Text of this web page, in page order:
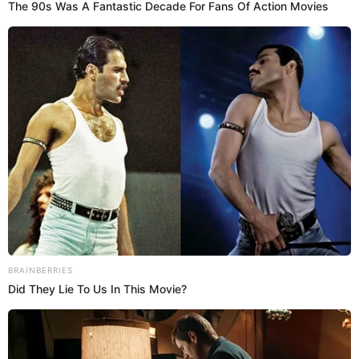
30 Ene 2026 | 16:43 h
Laura Huarcayo DEJA EN SHOCK al coquetear EN
VIVO con integrante de Axé Bahía y él tiene
INESPERADA REACCIÓN
Durante sus coqueteos con Jociney Barbosa, reconocido
integrante del grupo musical Axé Bahía, Laura Huarcayo dejó en
claro que se encuentra soltera.
Estefani Hoyos
Laura Huarcayo